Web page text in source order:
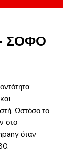
ΣΟΦΟ
Ωστόσο το
στο
όταν